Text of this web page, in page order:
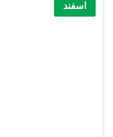
اسفند